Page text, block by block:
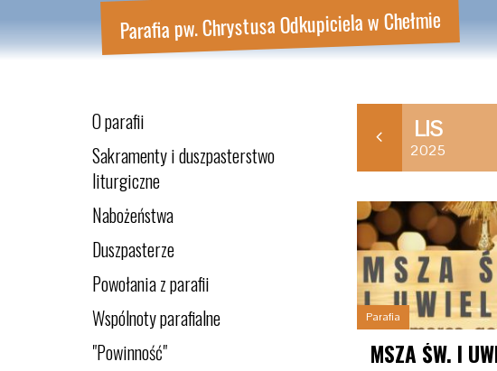
Parafia pw. Chrystusa Odkupiciela w Chełmie
O parafii
Sakramenty i duszpasterstwo
liturgiczne
Nabożeństwa
Duszpasterze
Powołania z parafii
Wspólnoty parafialne
"Powinność"
SIE
2025 2025
LIS
2025
Parafia
MSZA ŚW. I